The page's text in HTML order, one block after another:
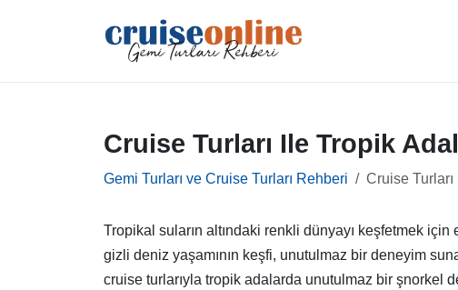
Cruise Turları Ile Tropik
Gemi Turları ve Cruise Turları Rehberi Cruise
Tropikal suların altındaki renkli dünyayı keşfetmek
gizli deniz yaşamının keşfi, unutulmaz bir deneyim
cruise turlarıyla tropik adalarda unutulmaz bir şnorkel